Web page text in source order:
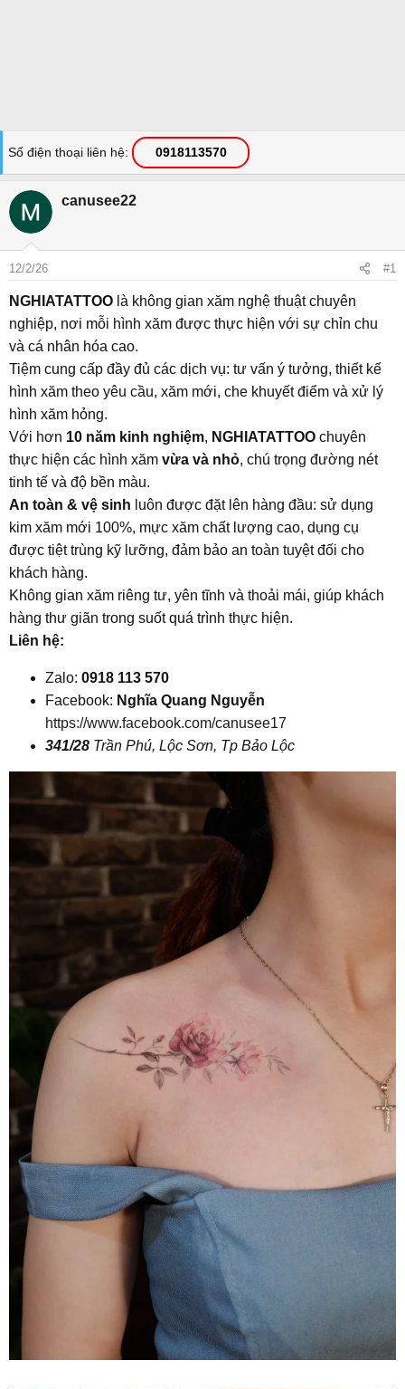
Số điện thoại liên hệ 0918113570
canusee22
12/2/26 #1
NGHIATATTOO là không gian xăm nghệ thuật chuyên
nghiệp, nơi mỗi hình xăm được thực hiện với sự chỉn chu
và cá nhân hóa cao.
Tiệm cung cấp đầy đủ các dịch vụ: tư vấn ý tưởng, thiết kế
hình xăm theo yêu cầu, xăm mới, che khuyết điểm và xử lý
hình xăm hỏng.
Với hơn 10 năm kinh nghiệm, NGHIATATTOO chuyên
thực hiện các hình xăm vừa và nhỏ, chú trọng đường nét
tinh tế và độ bền màu.
An toàn & vệ sinh luôn được đặt lên hàng đầu: sử dụng
kim xăm mới 100%, mực xăm chất lượng cao, dụng cụ
được tiệt trùng kỹ lưỡng, đảm bảo an toàn tuyệt đối cho
khách hàng.
Không gian xăm riêng tư, yên tĩnh và thoải mái, giúp khách
hàng thư giãn trong suốt quá trình thực hiện.
Liên hệ:
Zalo: 0918 113 570
Facebook: Nghĩa Quang Nguyễn
https://www.facebook.com/canusee17
341/28 Trần Phú, Lộc Sơn, Tp Bảo Lộc